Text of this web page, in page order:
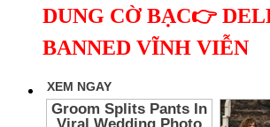
DUNG CỜ BẠC👉
BANNED VĨNH VIỄN